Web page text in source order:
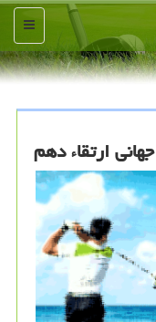
منو
ارتقاء دهم